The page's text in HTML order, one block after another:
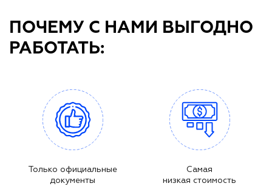
ПОЧЕМУ С НАМИ ВЫГОДНО
РАБОТАТЬ:
Только официальные
документы
Самая
низкая стоимость